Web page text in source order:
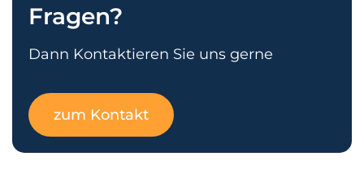
Fragen?
Dann Kontaktieren Sie uns gerne
zum Kontakt